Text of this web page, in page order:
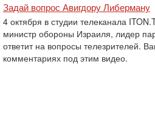
Задай вопрос Авигдору Либерману
4 октября в студии телеканала
министр обороны Израиля, лидер
ответит на вопросы телезрителей.
комментариях под этим видео.